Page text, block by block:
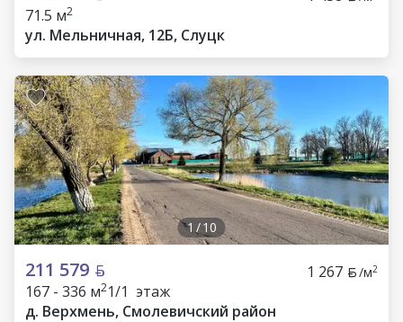
71.5 м2
ул. Мельничная, 12Б, Слуцк
1 /10
211 579 1 267 /м2
167 - 336 м21/1 этаж
д. Верхмень, Смолевичский район